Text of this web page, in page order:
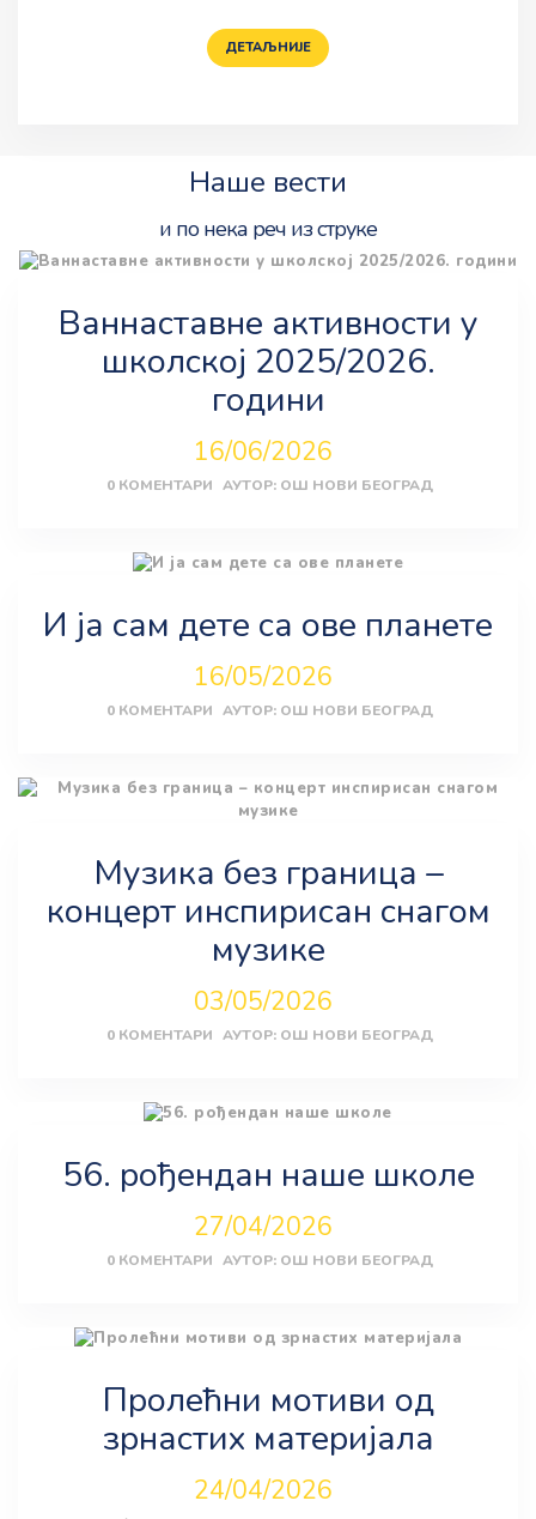
ДЕТАЉНИЈЕ
Наше вести
и по нека реч из струке
Ваннаставне активности у
школској 2025/2026.
години
16/06/2026
0 КОМЕНТАРИ АУТОР: ОШ НОВИ БЕОГРАД
И ја сам дете са ове планете
16/05/2026
0 КОМЕНТАРИ АУТОР: ОШ НОВИ БЕОГРАД
Музика без граница –
концерт инспирисан снагом
музике
03/05/2026
0 КОМЕНТАРИ АУТОР: ОШ НОВИ БЕОГРАД
56. рођендан наше школе
27/04/2026
0 КОМЕНТАРИ АУТОР: ОШ НОВИ БЕОГРАД
Пролећни мотиви од
зрнастих материјала
24/04/2026